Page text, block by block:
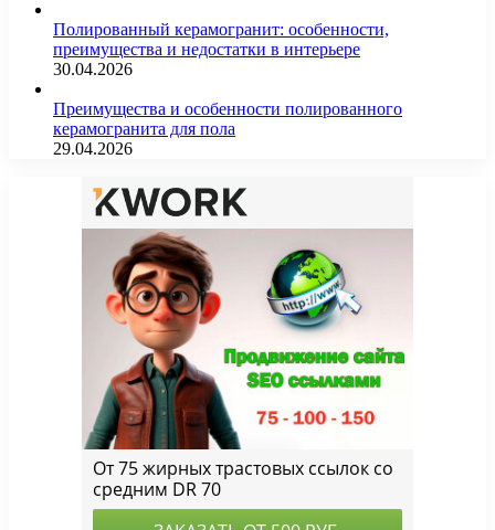
Полированный керамогранит: особенности,
преимущества и недостатки в интерьере
30.04.2026
Преимущества и особенности полированного
керамогранита для пола
29.04.2026